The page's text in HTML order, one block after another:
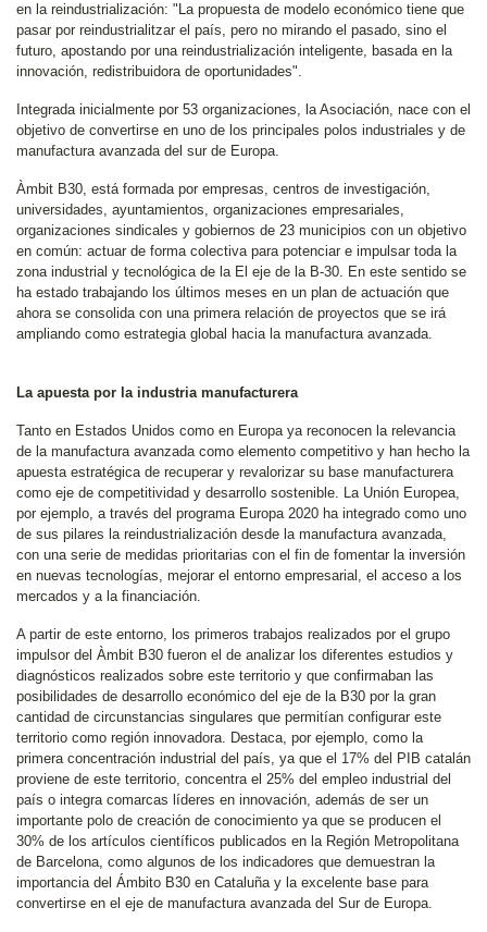
en la reindustrialización: "La propuesta de modelo económico tiene que
pasar por reindustrialitzar el país, pero no mirando el pasado, sino el
futuro, apostando por una reindustrialización inteligente, basada en la
innovación, redistribuidora de oportunidades".
Integrada inicialmente por 53 organizaciones, la Asociación, nace con el
objetivo de convertirse en uno de los principales polos industriales y de
manufactura avanzada del sur de Europa.
Àmbit B30, está formada por empresas, centros de investigación,
universidades, ayuntamientos, organizaciones empresariales,
organizaciones sindicales y gobiernos de 23 municipios con un objetivo
en común: actuar de forma colectiva para potenciar e impulsar toda la
zona industrial y tecnológica de la El eje de la B-30. En este sentido se
ha estado trabajando los últimos meses en un plan de actuación que
ahora se consolida con una primera relación de proyectos que se irá
ampliando como estrategia global hacia la manufactura avanzada.
La apuesta por la industria manufacturera
Tanto en Estados Unidos como en Europa ya reconocen la relevancia
de la manufactura avanzada como elemento competitivo y han hecho la
apuesta estratégica de recuperar y revalorizar su base manufacturera
como eje de competitividad y desarrollo sostenible. La Unión Europea,
por ejemplo, a través del programa Europa 2020 ha integrado como uno
de sus pilares la reindustrialización desde la manufactura avanzada,
con una serie de medidas prioritarias con el fin de fomentar la inversión
en nuevas tecnologías, mejorar el entorno empresarial, el acceso a los
mercados y a la financiación.
A partir de este entorno, los primeros trabajos realizados por el grupo
impulsor del Àmbit B30 fueron el de analizar los diferentes estudios y
diagnósticos realizados sobre este territorio y que confirmaban las
posibilidades de desarrollo económico del eje de la B30 por la gran
cantidad de circunstancias singulares que permitían configurar este
territorio como región innovadora. Destaca, por ejemplo, como la
primera concentración industrial del país, ya que el 17% del PIB catalán
proviene de este territorio, concentra el 25% del empleo industrial del
país o integra comarcas líderes en innovación, además de ser un
importante polo de creación de conocimiento ya que se producen el
30% de los artículos científicos publicados en la Región Metropolitana
de Barcelona, como algunos de los indicadores que demuestran la
importancia del Ámbito B30 en Cataluña y la excelente base para
convertirse en el eje de manufactura avanzada del Sur de Europa.